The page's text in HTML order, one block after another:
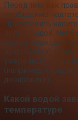
Перед тем, как
необходимо
Приготовить
листья водой.
сырье,
пуэр, белый),
умеренный,
(например,
дозировать).
Какой водой
температуре